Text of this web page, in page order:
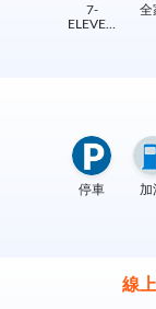
7-
ELEVEN
全
停車 加
線